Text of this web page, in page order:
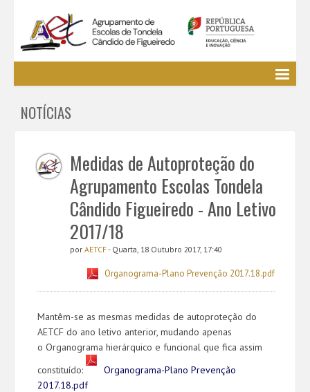
EE / Alunos
Cursos Profissionais
Bibliotecas
Media AETCF
Legislação
Utilizador não identificado. (
NOTÍCIAS
Medidas de Autoproteção do
Agrupamento Escolas Tondela
Cândido Figueiredo - Ano Letivo
2017/18
por AETCF- Quarta, 18 Outubro 2017, 17:40
Organograma-Plano Prevenção 2017.18.pdf
Mantêm-se as mesmas medidas de autoproteção do
AETCF do ano letivo anterior, mudando apenas
o Organograma hierárquico e funcional que fica assim
constituído:
Organograma-Plano Prevenção
2017.18.pdf